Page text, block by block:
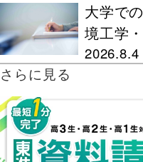
大学で
境工学
2026.8.4
さらに見る